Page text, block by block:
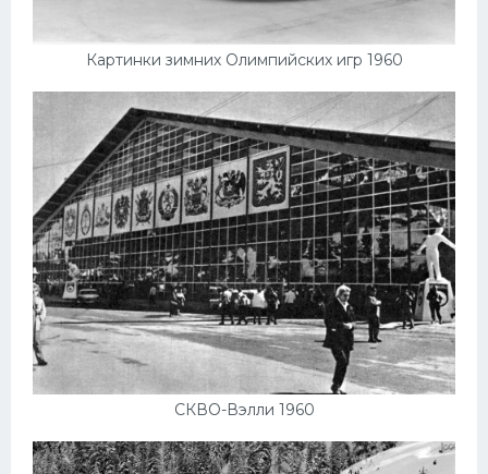
Картинки зимних Олимпийских игр 1960
СКВО-Вэлли 1960